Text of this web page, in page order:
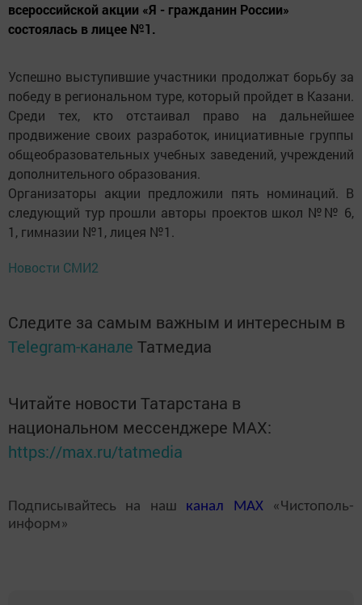
всероссийской акции «Я - гражданин России»
состоялась в лицее №1.
Успешно выступившие участники продолжат борьбу за
победу в региональном туре, который пройдет в Казани.
Среди тех, кто отстаивал право на дальнейшее
продвижение своих разработок, инициативные группы
общеобразовательных учебных заведений, учреждений
дополнительного образования.
Организаторы акции предложили пять номинаций. В
следующий тур прошли авторы проектов школ №№ 6,
1, гимназии №1, лицея №1.
Новости СМИ2
Следите за самым важным и интересным в
Telegram-канале Татмедиа
Читайте новости Татарстана в
национальном мессенджере MАХ:
https://max.ru/tatmedia
Подписывайтесь на наш канал MAX«Чистополь-
информ»